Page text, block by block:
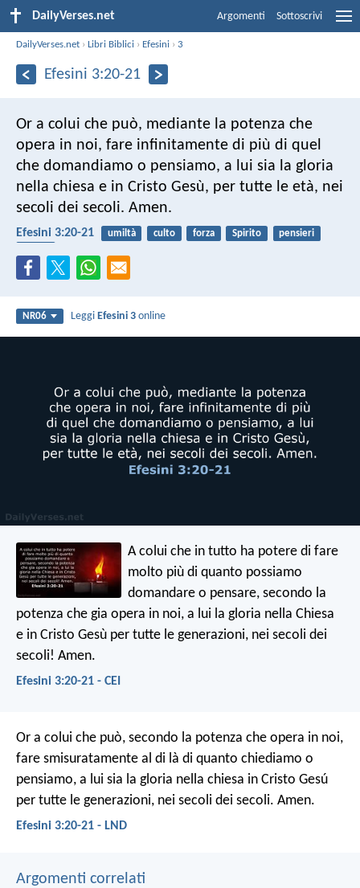
DailyVerses.net Argomenti Sottoscrivi
DailyVerses.net ›Libri Biblici › Efesini ›3
Efesini 3:20-21
Or a colui che può, mediante la potenza che
opera in noi, fare infinitamente di più di quel
che domandiamo o pensiamo, a lui sia la gloria
nella chiesa e in Cristo Gesù, per tutte le età, nei
secoli dei secoli. Amen.
Efesini 3:20-21 umiltà culto forza Spirito
pensieri
NR06 LeggiEfesini 3 online
A colui che in tutto ha potere di fare
molto più di quanto possiamo
domandare o pensare, secondo la
potenza che gia opera in noi, a lui la gloria nella Chiesa
e in Cristo Gesù per tutte le generazioni, nei secoli dei
secoli! Amen.
Efesini 3:20-21 - CEI
Or a colui che può, secondo la potenza che opera in noi,
fare smisuratamente al di là di quanto chiediamo o
pensiamo, a lui sia la gloria nella chiesa in Cristo Gesú
per tutte le generazioni, nei secoli dei secoli. Amen.
Efesini 3:20-21 - LND
Argomenti correlati